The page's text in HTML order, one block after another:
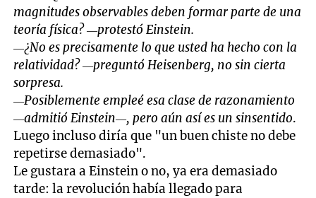
magnitudes observables deben formar parte de una
teoría física? —protestó Einstein.
—¿No es precisamente lo que usted ha hecho con la
relatividad? —preguntó Heisenberg, no sin cierta
sorpresa.
—Posiblemente empleé esa clase de razonamiento
—admitió Einstein—, pero aún así es un sinsentido.
Luego incluso diría que "un buen chiste no debe
repetirse demasiado".
Le gustara a Einstein o no, ya era demasiado
tarde: la revolución había llegado para